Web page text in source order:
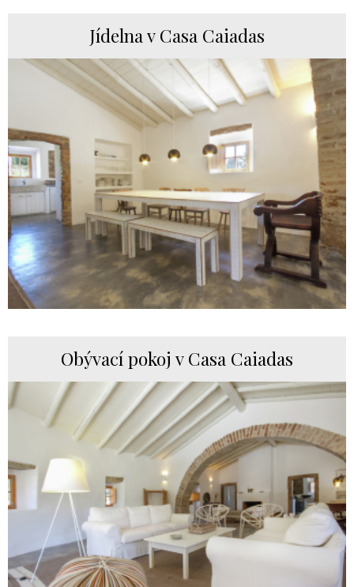
Jídelna v Casa Caiadas
Obývací pokoj v Casa Caiadas